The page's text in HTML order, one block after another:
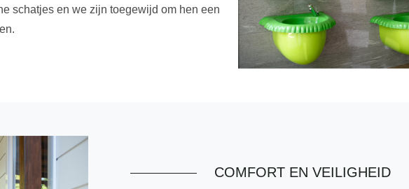
schatjes en we zijn toegewijd om hen een
COMFORT EN VEILIGHEID